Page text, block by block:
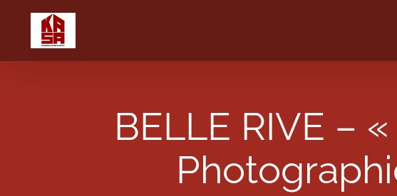
Passer
BELLE RIVE –